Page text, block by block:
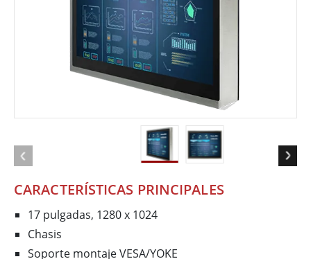
CARACTERÍSTICAS PRINCIPALES
17 pulgadas, 1280 x 1024
Chasis
Soporte montaje VESA/YOKE